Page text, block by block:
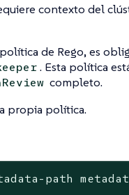
contexto del
de Rego, es
. Esta política
completo.
propia política.
path